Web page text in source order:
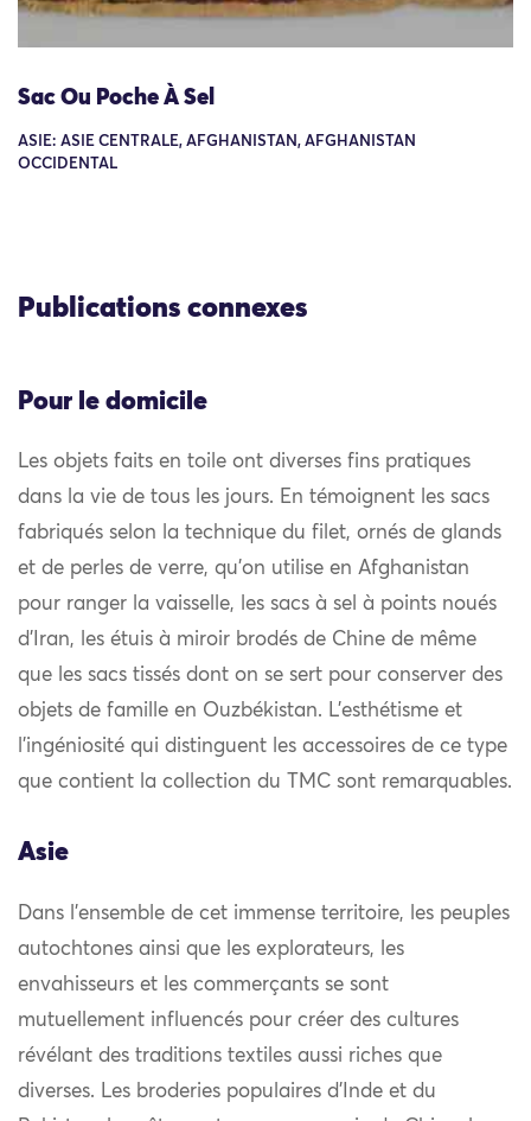
Sac Ou Poche À Sel
ASIE: ASIE CENTRALE, AFGHANISTAN, AFGHANISTAN
OCCIDENTAL
Publications connexes
Pour le domicile
Les objets faits en toile ont diverses fins pratiques
dans la vie de tous les jours. En témoignent les sacs
fabriqués selon la technique du filet, ornés de glands
et de perles de verre, qu’on utilise en Afghanistan
pour ranger la vaisselle, les sacs à sel à points noués
d’Iran, les étuis à miroir brodés de Chine de même
que les sacs tissés dont on se sert pour conserver des
objets de famille en Ouzbékistan. L’esthétisme et
l’ingéniosité qui distinguent les accessoires de ce type
que contient la collection du TMC sont remarquables.
Asie
Dans l’ensemble de cet immense territoire, les peuples
autochtones ainsi que les explorateurs, les
envahisseurs et les commerçants se sont
mutuellement influencés pour créer des cultures
révélant des traditions textiles aussi riches que
diverses. Les broderies populaires d’Inde et du